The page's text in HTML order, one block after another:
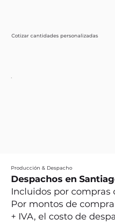
Cotizar cantidades personalizadas
Producción & Despacho
Despachos en
Incluidos por compras
Por montos de
+ IVA, el costo de